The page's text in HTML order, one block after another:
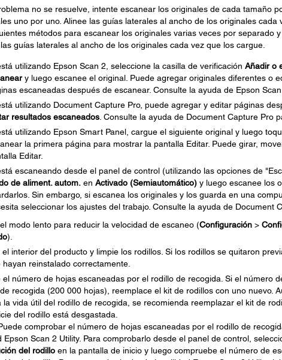
no se resuelve, intente escanear los originales de cada tamaño
uno por uno. Alinee las guías laterales al ancho de los originales cada
métodos para escanear los originales varias veces por separado
guías laterales al ancho de los originales cada vez que los cargue.
utilizando Epson Scan 2, seleccione la casilla de verificación Añadir o
y luego escanee el original. Puede agregar originales diferentes o
escaneadas después de escanear. Consulte la ayuda de Epson
utilizando Document Capture Pro, puede agregar y editar páginas
resultados escaneados. Consulte la ayuda de Document Capture Pro
utilizando Epson Smart Panel, cargue el siguiente original y luego
la primera página para mostrar la pantalla Editar. Puede girar,
Editar.
escaneando desde el panel de control (utilizando las opciones de
de aliment. autom.en Activado (Semiautomático)y luego escanee los
Sin embargo, si escanea los originales y los guarda en una
seleccionar los ajustes del trabajo. Consulte la ayuda de Document
modo lento para reducir la velocidad de escaneo (Configuración>
).
el interior del producto y limpie los rodillos. Si los rodillos se quitaron
hayan reinstalado correctamente.
el número de hojas escaneadas por el rodillo de recogida. Si el número
recogida (200 000 hojas), reemplace el kit de rodillos con uno nuevo.
la vida útil del rodillo de recogida, se recomienda reemplazar el kit de
del rodillo está desgastada.
comprobar el número de hojas escaneadas por el rodillo de
Epson Scan 2 Utility. Para comprobarlo desde el panel de control,
del rodilloen la pantalla de inicio y luego compruebe el número de